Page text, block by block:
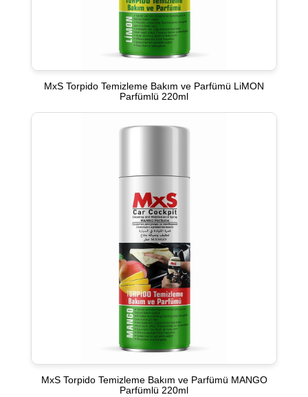
MxS Torpido Temizleme Bakım ve Parfümü LiMON
Parfümlü 220ml
MxS Torpido Temizleme Bakım ve Parfümü MANGO
Parfümlü 220ml